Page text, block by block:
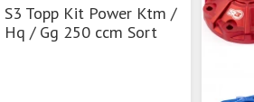
S3 Topp Kit Power Ktm /
Hq / Gg 250 ccm Sort